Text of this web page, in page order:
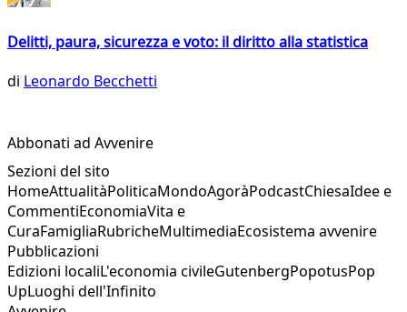
Delitti, paura, sicurezza e voto: il diritto alla statistica
di Leonardo Becchetti
Abbonati ad Avvenire
Sezioni del sito
HomeAttualitàPoliticaMondoAgoràPodcastChiesaIdee e
CommentiEconomiaVita e
CuraFamigliaRubricheMultimediaEcosistema avvenire
Pubblicazioni
Edizioni localiL'economia civileGutenbergPopotusPop
UpLuoghi dell'Infinito